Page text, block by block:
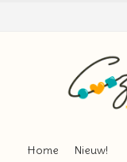
Home Nieuw!